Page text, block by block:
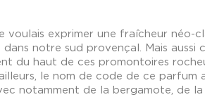
je voulais exprimer une fraîcheur
notre sud provençal. Mais aussi
du haut de ces promontoires
le nom de code de ce
notamment de la bergamote, de la